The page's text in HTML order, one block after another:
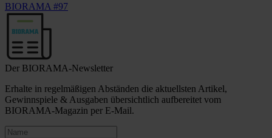
BIORAMA #97
Der BIORAMA-Newsletter
Erhalte in regelmäßigen Abständen die aktuellsten Artikel,
Gewinnspiele & Ausgaben übersichtlich aufbereitet vom
BIORAMA-Magazin per E-Mail.